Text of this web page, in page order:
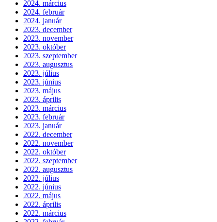
2024. március
2024. február
2024. január
2023. december
2023. november
2023. október
2023. szeptember
2023. augusztus
2023. július
2023. június
2023. május
2023. április
2023. március
2023. február
2023. január
2022. december
2022. november
2022. október
2022. szeptember
2022. augusztus
2022. július
2022. június
2022. május
2022. április
2022. március